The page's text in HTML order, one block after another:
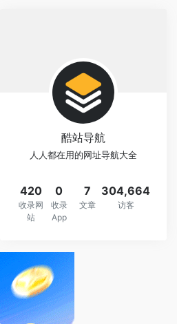
酷站导航
人人都在用的网址导航大全
420
收录网
站
0
收录
App
7
文章
304,664
访客